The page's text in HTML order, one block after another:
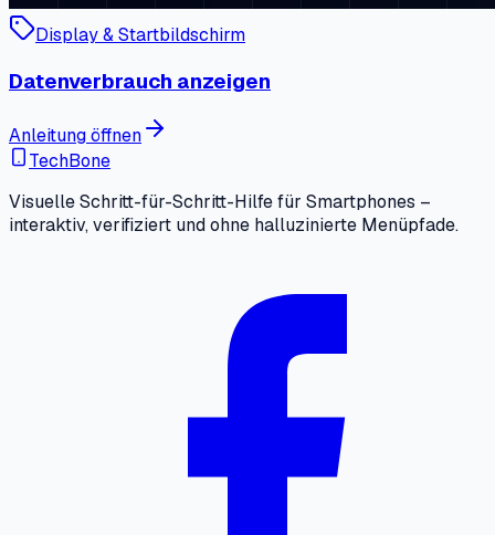
Display & Startbildschirm
Datenverbrauch anzeigen
Anleitung öffnen
TechBone
Visuelle Schritt-für-Schritt-Hilfe für Smartphones –
interaktiv, verifiziert und ohne halluzinierte Menüpfade.